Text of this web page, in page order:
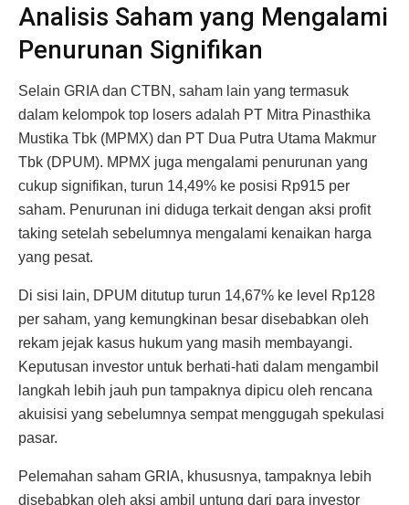
Analisis Saham yang Mengalami
Penurunan Signifikan
Selain GRIA dan CTBN, saham lain yang termasuk
dalam kelompok top losers adalah PT Mitra Pinasthika
Mustika Tbk (MPMX) dan PT Dua Putra Utama Makmur
Tbk (DPUM). MPMX juga mengalami penurunan yang
cukup signifikan, turun 14,49% ke posisi Rp915 per
saham. Penurunan ini diduga terkait dengan aksi profit
taking setelah sebelumnya mengalami kenaikan harga
yang pesat.
Di sisi lain, DPUM ditutup turun 14,67% ke level Rp128
per saham, yang kemungkinan besar disebabkan oleh
rekam jejak kasus hukum yang masih membayangi.
Keputusan investor untuk berhati-hati dalam mengambil
langkah lebih jauh pun tampaknya dipicu oleh rencana
akuisisi yang sebelumnya sempat menggugah spekulasi
pasar.
Pelemahan saham GRIA, khususnya, tampaknya lebih
disebabkan oleh aksi ambil untung dari para investor